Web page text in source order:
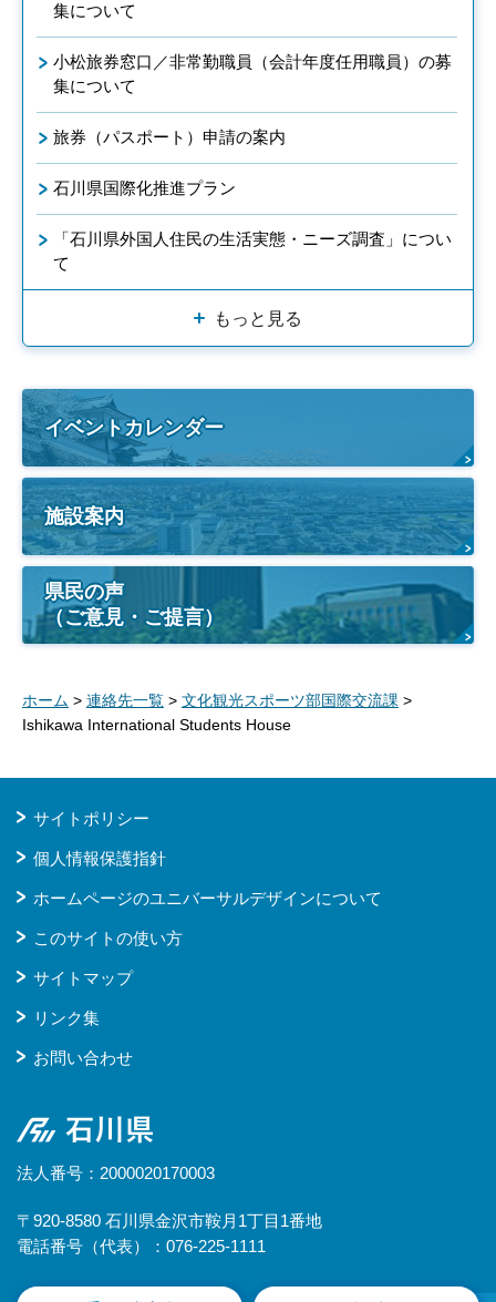
集について
小松旅券窓口／非常勤職員（会計年度任用職員）の募
集について
旅券（パスポート）申請の案内
石川県国際化推進プラン
「石川県外国人住民の生活実態・ニーズ調査」につい
て
もっと見る
イベントカレンダー
施設案内
県民の声
（ご意見・ご提言）
ホーム > 連絡先一覧 > 文化観光スポーツ部国際交流課 >
Ishikawa International Students House
サイトポリシー
個人情報保護指針
ホームページのユニバーサルデザインについて
このサイトの使い方
サイトマップ
リンク集
お問い合わせ
石川県
法人番号：2000020170003
〒920-8580 石川県金沢市鞍月1丁目1番地
電話番号（代表）：076-225-1111